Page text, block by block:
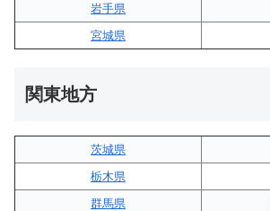
岩手県
宮城県
関東地方
茨城県
栃木県
群馬県